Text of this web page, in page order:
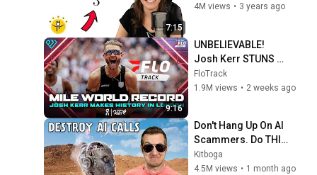
Körpern
Weitz / HAW Hamburg
36
Anwendung: Prüfziffern in
10-stelligen ISBN
Weitz / HAW Hamburg
37
ISBN in Python
Weitz / HAW Hamburg
38
Der chinesische Restsatz
Weitz / HAW Hamburg
7:15
aber NICHT! 🤓
4M views • 3 years ago
9:16
UNBELIEVABLE!
Josh Kerr STUNS
and Breaks Mile
World Record for
2026
FloTrack
1.9M views • 2 weeks ago
Don't Hang Up On AI
Scammers. Do THIS
Instead.
Kitboga
4.5M views • 1 month ago